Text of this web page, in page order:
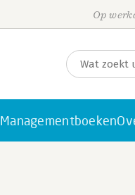
Op
Managementboeken